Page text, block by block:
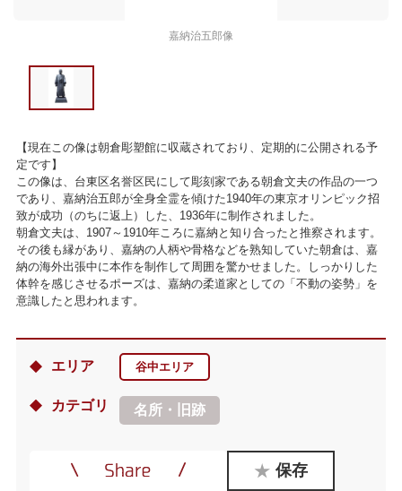
嘉納治五郎像
【現在この像は朝倉彫塑館に収蔵されており、定期的に公開される予
定です】
この像は、台東区名誉区民にして彫刻家である朝倉文夫の作品の一つ
であり、嘉納治五郎が全身全霊を傾けた1940年の東京オリンピック招
致が成功（のちに返上）した、1936年に制作されました。
朝倉文夫は、1907～1910年ころに嘉納と知り合ったと推察されます。
その後も縁があり、嘉納の人柄や骨格などを熟知していた朝倉は、嘉
納の海外出張中に本作を制作して周囲を驚かせました。しっかりした
体幹を感じさせるポーズは、嘉納の柔道家としての「不動の姿勢」を
意識したと思われます。
エリア 谷中エリア
カテゴリ 名所・旧跡
保存